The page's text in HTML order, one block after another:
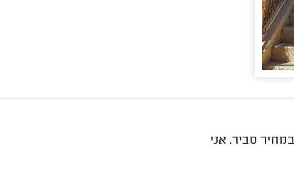
סביר. אני